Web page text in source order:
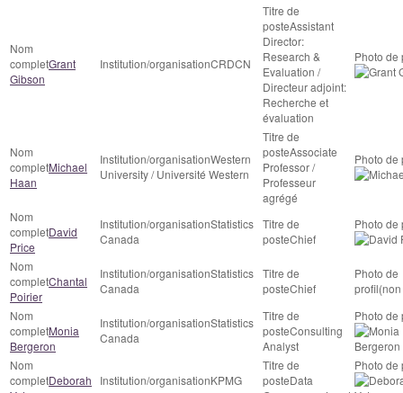
Grant
Gibson
CRDCN
Assistant
Director:
Research &
Evaluation /
Directeur adjoint:
Recherche et
évaluation
Michael
Haan
Western
University / Université Western
Associate
Professor /
Professeur
agrégé
David
Price
Statistics
Canada
Chief
Chantal
Poirier
Statistics
Canada
Chief
Monia
Bergeron
Statistics
Canada
Consulting
Analyst
Deborah
KPMG
Data